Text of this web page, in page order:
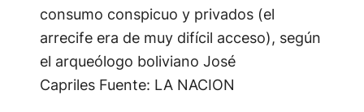
consumo conspicuo y privados (el
arrecife era de muy difícil acceso), según
el arqueólogo boliviano José
Capriles Fuente: LA NACION